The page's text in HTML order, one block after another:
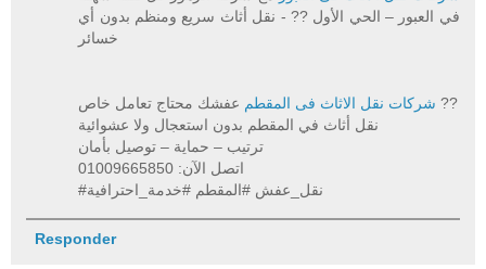
في العبور – الحي الأول ?? - نقل أثاث سريع ومنظم بدون أي
خسائر
شركات نقل الاثاث فى المقطم عفشك محتاج تعامل خاص ??
نقل أثاث في المقطم بدون استعجال ولا عشوائية
ترتيب – حماية – توصيل بأمان
اتصل الآن: 01009665850
#نقل_عفش #المقطم #خدمة_احترافية
Responder